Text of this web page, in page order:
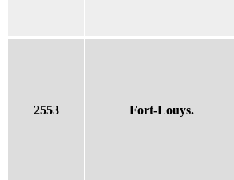
2553 Fort-Louys.